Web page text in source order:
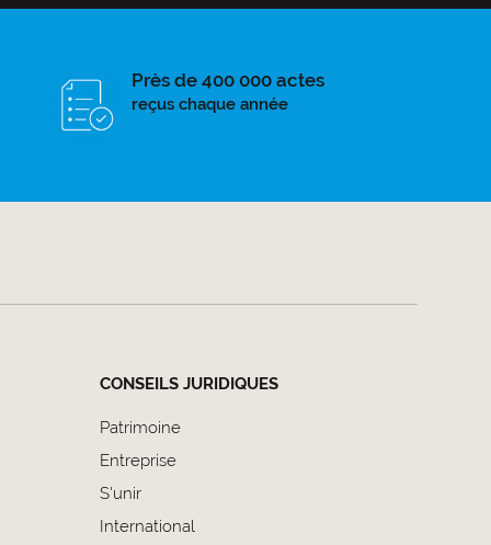
Près de 400 000 actes
reçus chaque année
CONSEILS JURIDIQUES
Patrimoine
Entreprise
S'unir
International